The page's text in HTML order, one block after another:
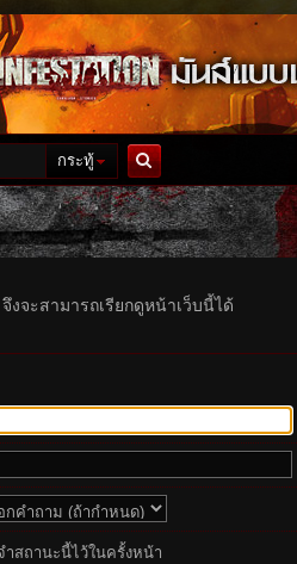
กระทู้
ค้นหา
งจะสามารถเรียกดูหน้าเว็บนี้ได้
ำสถานะนี้ไว้ในครั้งหน้า